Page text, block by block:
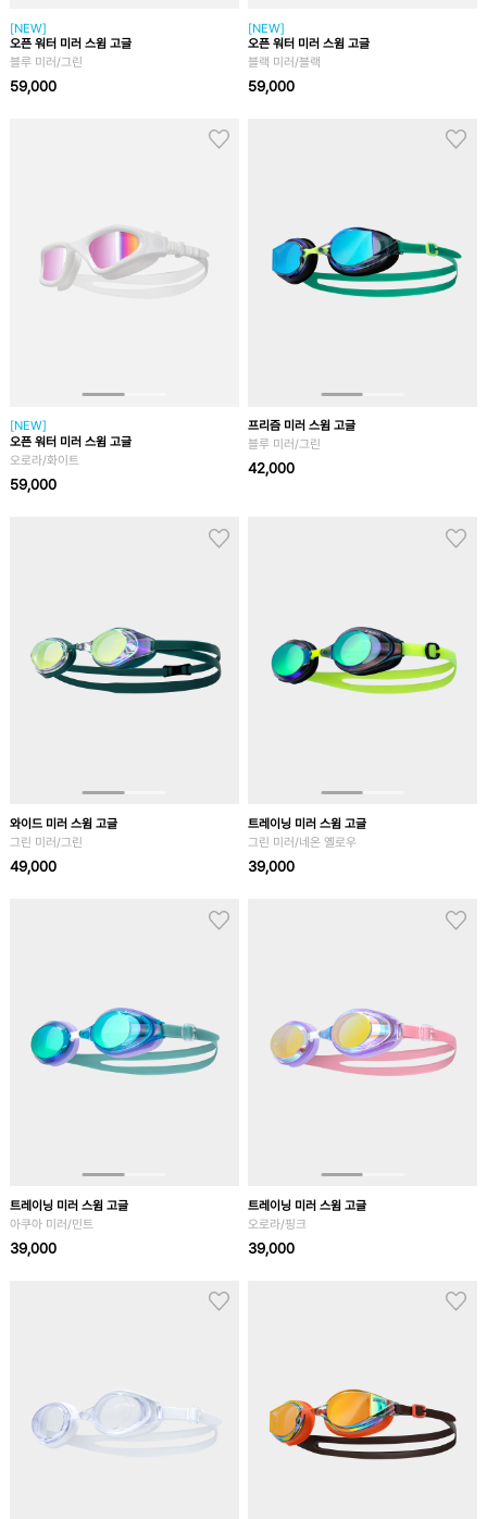
[NEW]
오픈 워터 미러 스윔 고글
블루 미러/그린
59,000
[NEW]
오픈 워터 미러 스윔 고글
블랙 미러/블랙
59,000
[NEW]
오픈 워터 미러 스윔 고글
오로라/화이트
59,000
프리즘 미러 스윔 고글
블루 미러/그린
42,000
와이드 미러 스윔 고글
그린 미러/그린
49,000
트레이닝 미러 스윔 고글
그린 미러/네온 옐로우
39,000
트레이닝 미러 스윔 고글
아쿠아 미러/민트
39,000
트레이닝 미러 스윔 고글
오로라/핑크
39,000